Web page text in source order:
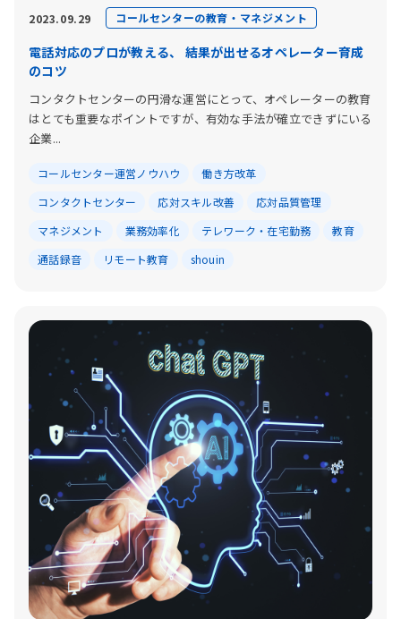
2023.09.29 コールセンターの教育・マネジメント
電話対応のプロが教える、 結果が出せるオペレーター育成
のコツ
コンタクトセンターの円滑な運営にとって、オペレーターの教育
はとても重要なポイントですが、有効な手法が確立できずにいる
企業...
コールセンター運営ノウハウ
働き方改革
コンタクトセンター
応対スキル改善
応対品質管理
マネジメント
業務効率化 テレワーク・在宅勤務
教育
通話録音
リモート教育 shouin